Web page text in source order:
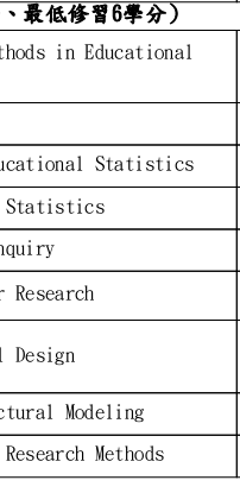
分、選修
Methods in
Statistics
Inquiry
Research
Design
Research